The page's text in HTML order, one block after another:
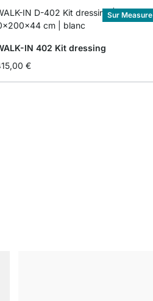
Sur Measure
IN 402 Kit dressing
€